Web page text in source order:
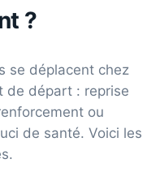
?
se déplacent chez
de départ : reprise
ou
de santé. Voici les